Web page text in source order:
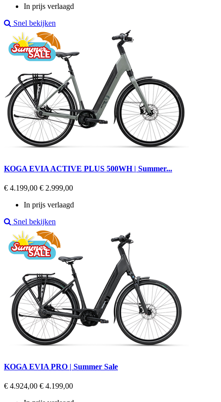
In prijs verlaagd
Snel bekijken
KOGA EVIA ACTIVE PLUS 500WH | Summer...
Regular
€ 4.199,00 Prijs
€ 2.999,00
In prijs verlaagd
Snel bekijken
KOGA EVIA PRO | Summer Sale
Regular
€ 4.924,00 Prijs
€ 4.199,00